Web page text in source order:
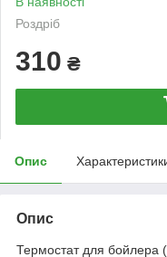
Роздріб
310 ₴
Опис
Опис
Термостат для бойлера